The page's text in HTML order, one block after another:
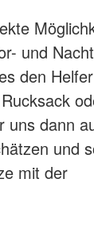
und
den
uns dann
und
mit der